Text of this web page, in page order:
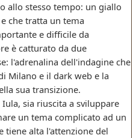
allo stesso tempo: un giallo
che tratta un tema
e difficile da
è catturato da due
l'adrenalina dell'indagine che
Milano e il dark web e la
sua transizione.
Iula, sia riuscita a sviluppare
un tema complicato ad un
tiene alta l'attenzione del